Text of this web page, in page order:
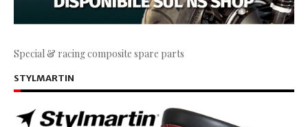
Special & racing composite spare parts
STYLMARTIN